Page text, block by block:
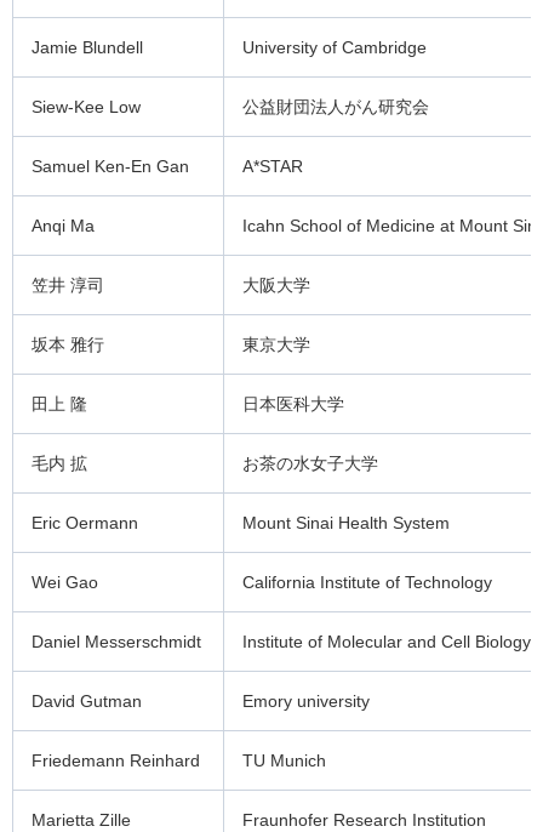
Jamie Blundell University of Cambridge
Siew-Kee Low 公益財団法人がん研究会
Samuel Ken-En Gan A*STAR
Anqi Ma Icahn School of Medicine at Mount
笠井 淳司 大阪大学
坂本 雅行 東京大学
田上 隆 日本医科大学
毛内 拡 お茶の水女子大学
Eric Oermann Mount Sinai Health System
Wei Gao California Institute of Technology
Daniel Messerschmidt Institute of Molecular and Cell Biology
David Gutman Emory university
Friedemann Reinhard TU Munich
Marietta Zille Fraunhofer Research Institution